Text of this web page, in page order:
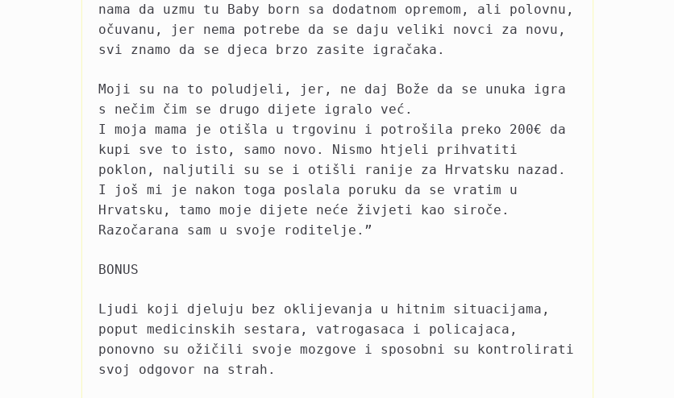
nama da uzmu tu Baby born sa dodatnom opremom, ali polovnu,
očuvanu, jer nema potrebe da se daju veliki novci za novu,
svi znamo da se djeca brzo zasite igračaka.
Moji su na to poludjeli, jer, ne daj Bože da se unuka igra
s nečim čim se drugo dijete igralo već.
I moja mama je otišla u trgovinu i potrošila preko 200€ da
kupi sve to isto, samo novo. Nismo htjeli prihvatiti
poklon, naljutili su se i otišli ranije za Hrvatsku nazad.
I još mi je nakon toga poslala poruku da se vratim u
Hrvatsku, tamo moje dijete neće živjeti kao siroče.
Razočarana sam u svoje roditelje.”
BONUS
Ljudi koji djeluju bez oklijevanja u hitnim situacijama,
poput medicinskih sestara, vatrogasaca i policajaca,
ponovno su ožičili svoje mozgove i sposobni su kontrolirati
svoj odgovor na strah.